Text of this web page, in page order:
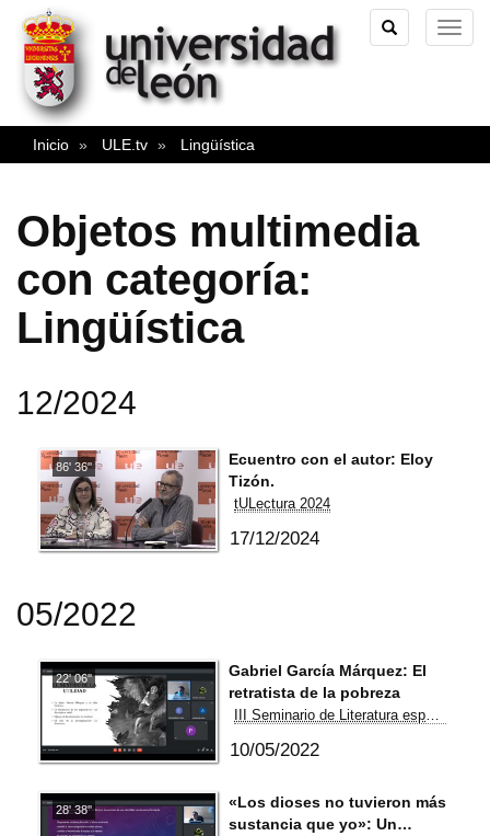
TOGGLE
SEARCH
Inicio ULE.tv Lingüística
Objetos multimedia
con categoría:
Lingüística
12/2024
86' 36''
Ecuentro con el autor: Eloy
Tizón.
tULectura 2024
17/12/2024
05/2022
22' 06''
Gabriel García Márquez: El
retratista de la pobreza
10/05/2022
28' 38''
«Los dioses no tuvieron más
sustancia que yo»: Un